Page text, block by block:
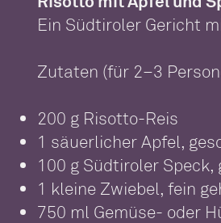
Ein Südtiroler Gericht
Zutaten (für 2–3
200 g Risotto-Reis
1 säuerlicher Apfel,
100 g Südtiroler Speck,
1 kleine Zwiebel, fein
750 ml Gemüse- oder